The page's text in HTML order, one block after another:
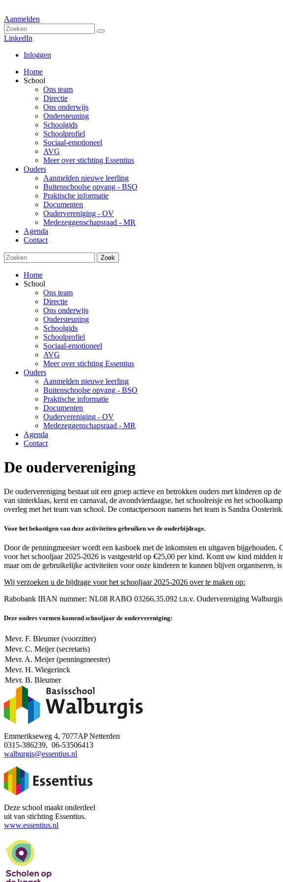
Aanmelden
LinkedIn
Inloggen
Home
School
Ons team
Directie
Ons onderwijs
Ondersteuning
Schoolgids
Schoolprofiel
Sociaal-emotioneel
AVG
Meer over stichting Essentius
Ouders
Aanmelden nieuwe leerling
Buitenschoolse opvang - BSO
Praktische informatie
Documenten
Oudervereniging - OV
Medezeggenschapsraad - MR
Agenda
Contact
Zoek
Home
School
Ons team
Directie
Ons onderwijs
Ondersteuning
Schoolgids
Schoolprofiel
Sociaal-emotioneel
AVG
Meer over stichting Essentius
Ouders
Aanmelden nieuwe leerling
Buitenschoolse opvang - BSO
Praktische informatie
Documenten
Oudervereniging - OV
Medezeggenschapsraad - MR
Agenda
Contact
De oudervereniging
De oudervereniging bestaat uit een groep actieve en betrokken ouders met kinderen op
van sinterklaas, kerst en carnaval, de avondvierdaagse, het schoolreisje en het
overleg met het team van school. De contactpersoon namens het team is Sandra Oosterink.
Voor het bekostigen van deze activiteiten gebruiken we de ouderbijdrage.
Door de penningmeester wordt een kasboek met de inkomsten en uitgaven
voor het schooljaar 2025-2026 is vastgesteld op €25,00 per kind. Komt uw kind
maar om de gebruikelijke activiteiten voor onze kinderen te kunnen blijven organiseren,
Wij verzoeken u de bijdrage voor het schooljaar 2025-2026 over te maken op:
Rabobank IBAN nummer: NL08 RABO 03266.35.092 t.n.v. Oudervereniging
Deze ouders vormen komend schooljaar de oudervereniging:
Mevr. F. Bleumer (voorzitter)
Mevr. C. Meijer (secretaris)
Mevr. A. Meijer (penningmeester)
Mevr. H. Wiegerinck
Mevr. B. Bleumer
Emmerikseweg 4, 7077AP Netterden
0315-386239, 06-53506413
walburgis@essentius.nl
Deze school maakt onderdeel
uit van stichting Essentius.
www.essentius.nl